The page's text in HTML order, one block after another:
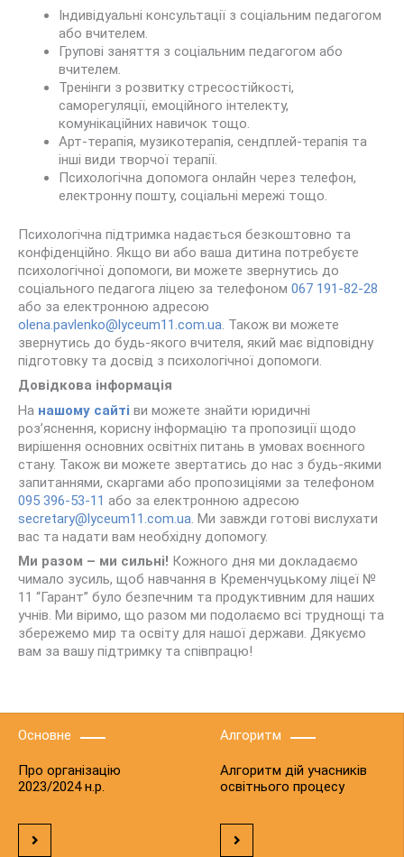
Індивідуальні консультації з соціальним педагогом
або вчителем.
Групові заняття з соціальним педагогом або
вчителем.
Тренінги з розвитку стресостійкості,
саморегуляції, емоційного інтелекту,
комунікаційних навичок тощо.
Арт-терапія, музикотерапія, сендплей-терапія та
інші види творчої терапії.
Психологічна допомога онлайн через телефон,
електронну пошту, соціальні мережі тощо.
Психологічна підтримка надається безкоштовно та
конфіденційно. Якщо ви або ваша дитина потребуєте
психологічної допомоги, ви можете звернутись до
соціального педагога ліцею за телефоном 067 191-82-28
або за електронною адресою
olena.pavlenko@lyceum11.com.ua. Також ви можете
звернутись до будь-якого вчителя, який має відповідну
підготовку та досвід з психологічної допомоги.
Довідкова інформація
На нашому сайті ви можете знайти юридичні
роз’яснення, корисну інформацію та пропозиції щодо
вирішення основних освітніх питань в умовах воєнного
стану. Також ви можете звертатись до нас з будь-якими
запитаннями, скаргами або пропозиціями за телефоном
095 396-53-11 або за електронною адресою
secretary@lyceum11.com.ua. Ми завжди готові вислухати
вас та надати вам необхідну допомогу.
Ми разом – ми сильні! Кожного дня ми докладаємо
чимало зусиль, щоб навчання в Кременчуцькому ліцеї №
11 “Гарант” було безпечним та продуктивним для наших
учнів. Ми віримо, що разом ми подолаємо всі труднощі та
збережемо мир та освіту для нашої держави. Дякуємо
вам за вашу підтримку та співпрацю!
Основне
Про організацію
2023/2024 н.р.
Алгоритм
Алгоритм дій учасників
освітнього процесу